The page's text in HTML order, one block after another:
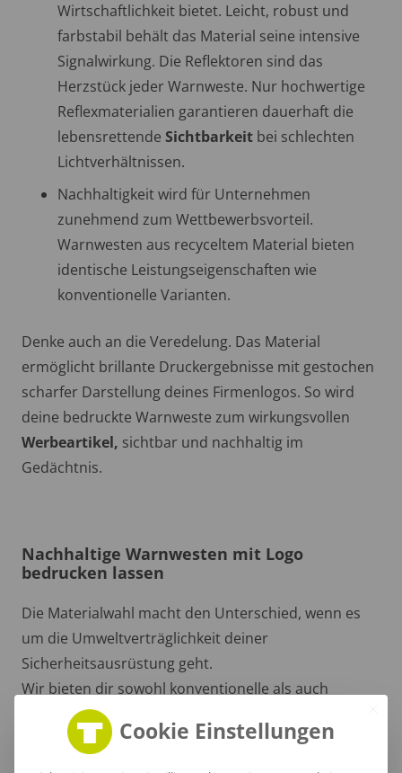
Wirtschaftlichkeit bietet. Leicht, robust und
farbstabil behält das Material seine intensive
Signalwirkung. Die Reflektoren sind das
Herzstück jeder Warnweste. Nur hochwertige
Reflexmaterialien garantieren dauerhaft die
lebensrettende Sichtbarkeit bei schlechten
Lichtverhältnissen.
Nachhaltigkeit wird für Unternehmen
zunehmend zum Wettbewerbsvorteil.
Warnwesten aus recyceltem Material bieten
identische Leistungseigenschaften wie
konventionelle Varianten.
Denke auch an die Veredelung. Das Material
ermöglicht brillante Druckergebnisse mit gestochen
scharfer Darstellung deines Firmenlogos. So wird
deine bedruckte Warnweste zum wirkungsvollen
Werbeartikel, sichtbar und nachhaltig im
Gedächtnis.
Nachhaltige Warnwesten mit Logo
bedrucken lassen
Die Materialwahl macht den Unterschied, wenn es
um die Umweltverträglichkeit deiner
Sicherheitsausrüstung geht.
Wir bieten dir sowohl konventionelle als auch
nachhaltige Lösungen. Nachhaltige Modelle setzen
auf ökologisch verträglichere Rohstoffe und
Cookie Einstellungen